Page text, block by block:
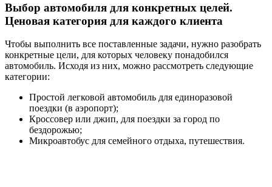
Выбор автомобиля для конкретных целей.
Ценовая категория для каждого клиента
Чтобы выполнить все поставленные задачи, нужно разобрать
конкретные цели, для которых человеку понадобился
автомобиль. Исходя из них, можно рассмотреть следующие
категории:
Простой легковой автомобиль для единоразовой
поездки (в аэропорт);
Кроссовер или джип, для поездки за город по
бездорожью;
Микроавтобус для семейного отдыха, путешествия.